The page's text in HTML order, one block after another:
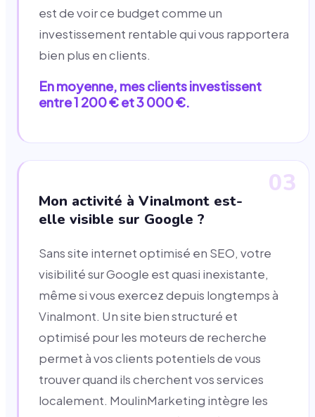
est de voir ce budget comme un
investissement rentable qui vous rapportera
bien plus en clients.
En moyenne, mes clients investissent
entre 1 200 € et 3 000 €.
03
Mon activité à Vinalmont est-
elle visible sur Google ?
Sans site internet optimisé en SEO, votre
visibilité sur Google est quasi inexistante,
même si vous exercez depuis longtemps à
Vinalmont. Un site bien structuré et
optimisé pour les moteurs de recherche
permet à vos clients potentiels de vous
trouver quand ils cherchent vos services
localement. MoulinMarketing intègre les